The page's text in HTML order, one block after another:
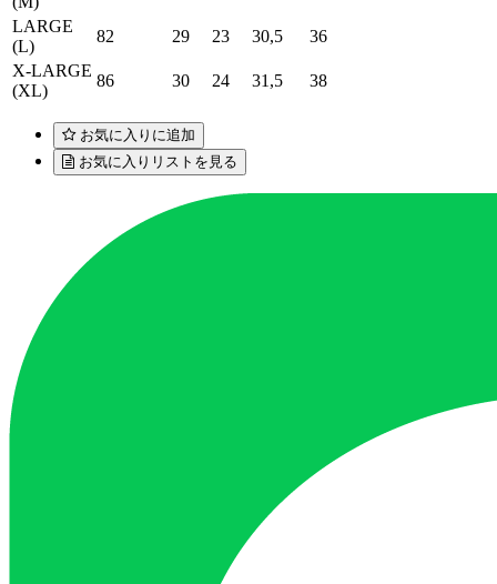
LARGE
(L)
82 29 23 30,5
36
X-LARGE
(XL)
86 30 24 31,5 38
お気に入りに追加
お気に入りリストを見る